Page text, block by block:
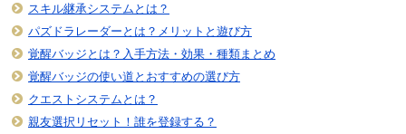
スキル継承システムとは？
パズドラレーダーとは？メリットと遊び方
覚醒バッジとは？入手方法・効果・種類まとめ
覚醒バッジの使い道とおすすめの選び方
クエストシステムとは？
親友選択リセット！誰を登録する？